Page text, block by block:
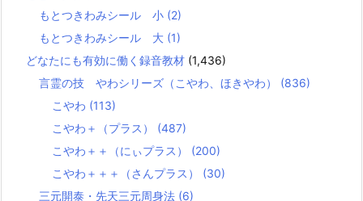
もとつきわみシール 小 (2)
もとつきわみシール 大 (1)
どなたにも有効に働く録音教材 (1,436)
言霊の技 やわシリーズ（こやわ、ほきやわ） (836)
こやわ (113)
こやわ＋（プラス） (487)
こやわ＋＋（にぃプラス） (200)
こやわ＋＋＋（さんプラス） (30)
三元開泰・先天三元周身法 (6)